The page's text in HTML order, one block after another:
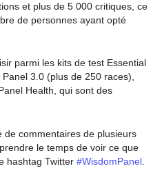
et plus de 5 000 critiques, ce
de personnes ayant opté
parmi les kits de test Essential
3.0 (plus de 250 races),
Health, qui sont des
de commentaires de plusieurs
le temps de voir ce que
hashtag Twitter #WisdomPanel